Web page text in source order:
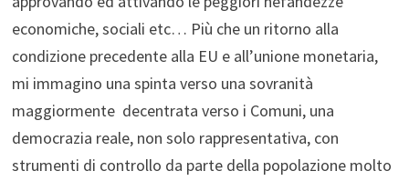
economiche, sociali etc… Più che un ritorno alla
condizione precedente alla EU e all’unione monetaria,
mi immagino una spinta verso una sovranità
maggiormente decentrata verso i Comuni, una
democrazia reale, non solo rappresentativa, con
strumenti di controllo da parte della popolazione molto